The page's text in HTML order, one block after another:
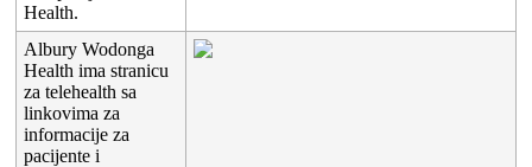
Health.
Albury Wodonga
Health ima stranicu
za telehealth sa
linkovima za
informacije za
pacijente i